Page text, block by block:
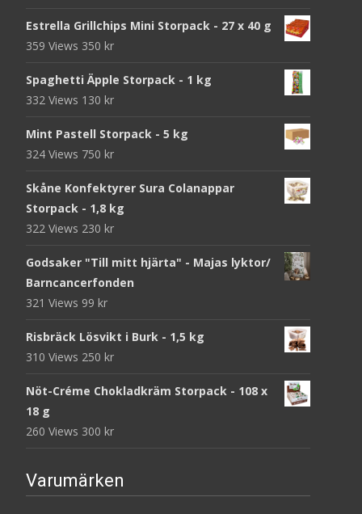
Estrella Grillchips Mini Storpack - 27 x 40 g
359 Views 350 kr
Spaghetti Äpple Storpack - 1 kg
332 Views 130 kr
Mint Pastell Storpack - 5 kg
324 Views 750 kr
Skåne Konfektyrer Sura Colanappar
Storpack - 1,8 kg
322 Views 230 kr
Godsaker "Till mitt hjärta" - Majas lyktor/
Barncancerfonden
321 Views 99 kr
Risbräck Lösvikt i Burk - 1,5 kg
310 Views 250 kr
Nöt-Créme Chokladkräm Storpack - 108 x
18 g
260 Views 300 kr
Varumärken